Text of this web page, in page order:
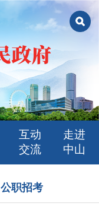
互动
交流
走进
中山
公职招考